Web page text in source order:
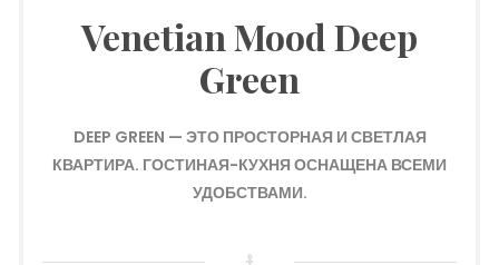
Venetian Mood Deep
Green
DEEP GREEN — ЭТО ПРОСТОРНАЯ И СВЕТЛАЯ
КВАРТИРА. ГОСТИНАЯ-КУХНЯ ОСНАЩЕНА ВСЕМИ
УДОБСТВАМИ.